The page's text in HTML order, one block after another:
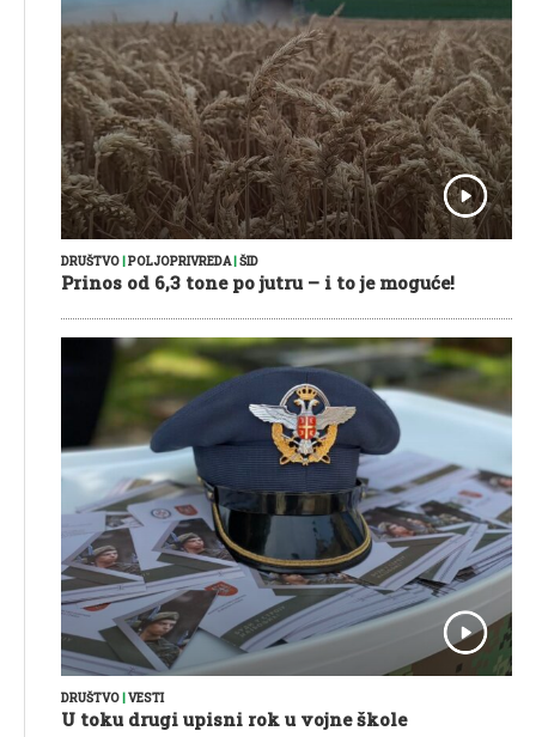
DRUŠTVO POLJOPRIVREDA| ŠID
Prinos od 6,3 tone po jutru – i to je moguće!
DRUŠTVO VESTI
U toku drugi upisni rok u vojne škole